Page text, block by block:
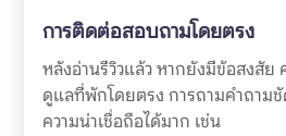
การติดต่อสอบถามโดยตรง
หลังอ่านรีวิวแล้ว หากยังมีข้อสงสัย
ดูแลที่พักโดยตรง การถามคำถาม
ความน่าเชื่อถือได้มาก เช่น